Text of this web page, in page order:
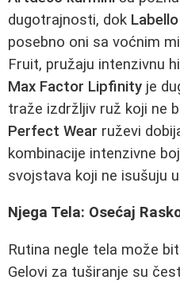
dugotrajnosti, dok
posebno oni sa voćnim
Fruit, pružaju intenzivnu
Max Factor Lipfinity je
traže izdržljiv ruž koji ne
Perfect Wear ruževi
kombinacije intenzivne
svojstava koji ne isušuju
Njega Tela: Osećaj
Rutina negle tela može
Gelovi za tuširanje su